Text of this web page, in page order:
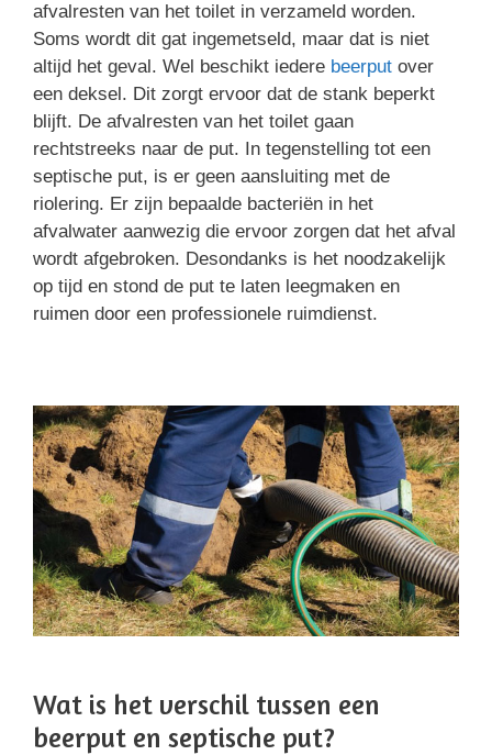
afvalresten van het toilet in verzameld worden.
Soms wordt dit gat ingemetseld, maar dat is niet
altijd het geval. Wel beschikt iedere beerput over
een deksel. Dit zorgt ervoor dat de stank beperkt
blijft. De afvalresten van het toilet gaan
rechtstreeks naar de put. In tegenstelling tot een
septische put, is er geen aansluiting met de
riolering. Er zijn bepaalde bacteriën in het
afvalwater aanwezig die ervoor zorgen dat het afval
wordt afgebroken. Desondanks is het noodzakelijk
op tijd en stond de put te laten leegmaken en
ruimen door een professionele ruimdienst.
Wat is het verschil tussen een
beerput en septische put?